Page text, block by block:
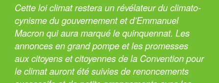
Cette loi climat restera un révélateur du climato-
cynisme du gouvernement et d’Emmanuel
Macron qui aura marqué le quinquennat. Les
annonces en grand pompe et les promesses
aux citoyens et citoyennes de la Convention pour
le climat auront été suivies de renoncements